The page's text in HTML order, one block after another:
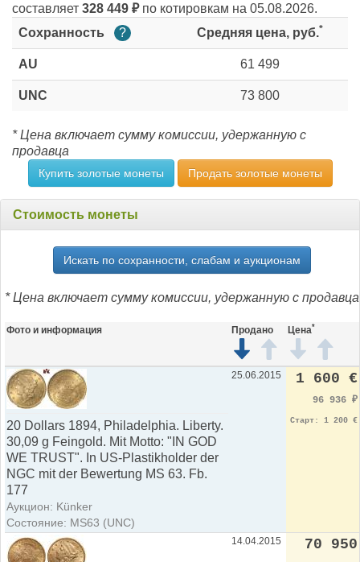
составляет 328 449 ₽по котировкам на 05.08.2026.
Сохранность
? Средняя цена, руб.*
AU 61 499
UNC 73 800
* Цена включает сумму комиссии, удержанную с
продавца
Купить золотые монеты Продать золотые монеты
Стоимость монеты
Искать по сохранности, слабам и аукционам
* Цена включает сумму комиссии, удержанную с продавца
Фото и информация Продано Цена*
20 Dollars 1894, Philadelphia. Liberty.
30,09 g Feingold. Mit Motto: "IN GOD
WE TRUST". In US-Plastikholder der
NGC mit der Bewertung MS 63. Fb.
177
Аукцион: Künker
Состояние: MS63 (UNC)
25.06.2015 1 600 €
96 936 ₽
Старт: 1 200 €
14.04.2015 70 950